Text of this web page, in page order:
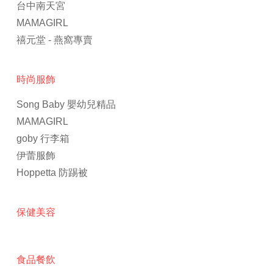
台中南天宮
MAMAGIRL
禧元堂 - 燕窩專賣
時尚服飾
Song Baby 嬰幼兒精品
MAMAGIRL
goby 行李箱
伊蕾服飾
Hoppetta 防踢被
保健美容
食品餐飲